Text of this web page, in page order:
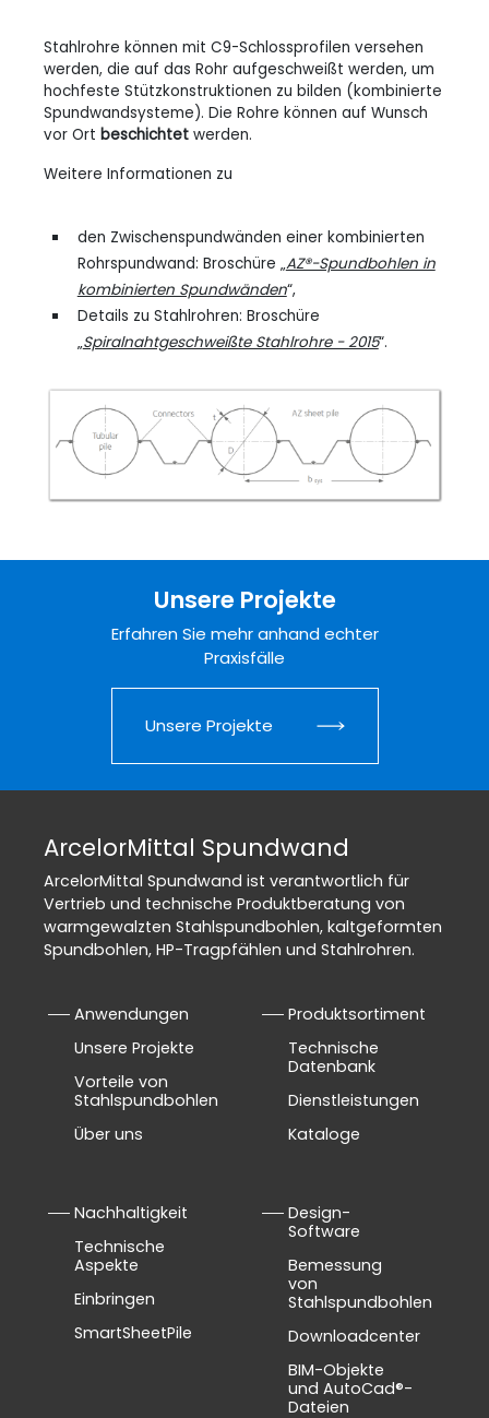
Stahlrohre können mit C9-Schlossprofilen versehen
werden, die auf das Rohr aufgeschweißt werden, um
hochfeste Stützkonstruktionen zu bilden (kombinierte
Spundwandsysteme). Die Rohre können auf Wunsch
vor Ort beschichtet werden.
Weitere Informationen zu
den Zwischenspundwänden einer kombinierten
Rohrspundwand: Broschüre „AZ®-Spundbohlen in
kombinierten Spundwänden“,
Details zu Stahlrohren: Broschüre
„Spiralnahtgeschweißte Stahlrohre - 2015“.
Unsere Projekte
Erfahren Sie mehr anhand echter
Praxisfälle
Unsere Projekte
ArcelorMittal Spundwand
ArcelorMittal Spundwand ist verantwortlich für
Vertrieb und technische Produktberatung von
warmgewalzten Stahlspundbohlen, kaltgeformten
Spundbohlen, HP-Tragpfählen und Stahlrohren.
Anwendungen
Unsere Projekte
Vorteile von
Stahlspundbohlen
Über uns
Produktsortiment
Technische
Datenbank
Dienstleistungen
Kataloge
Nachhaltigkeit
Technische
Aspekte
Einbringen
SmartSheetPile
Design-
Software
Bemessung
von
Stahlspundbohlen
Downloadcenter
BIM-Objekte
und AutoCad®-
Dateien